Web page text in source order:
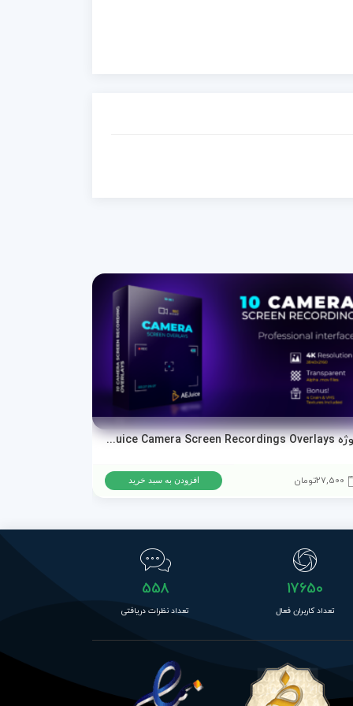
پروژه AEJuice Camera Screen Recordings Overlays برای پریمیر پرو و افترافکت
27,500تومان افزودن به سبد خرید
17650
تعداد کاربران فعال
558
تعداد نظرات دریافتی